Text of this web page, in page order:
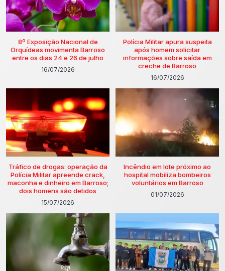
8º Exposição Nacional de
Orquídeas movimenta Barroso
entre os dias 24 e 26 de julho
16/07/2026
Polícia Militar apura suspeita
após homem solicitar
informações sobre saída em
creche de Barroso
16/07/2026
Tráfico de drogas: operação da
Polícia Militar apreende crack,
maconha e dinheiro em Barroso;
dois homens são detidos
15/07/2026
Incêndio em lote próximo ao
hospital mobiliza bombeiros
voluntários em Barroso
01/07/2026